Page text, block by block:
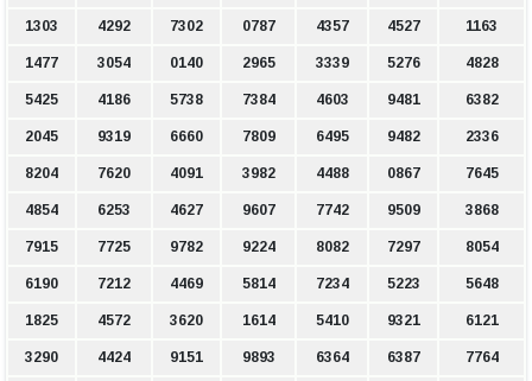
1303 4292 7302 0787 4357 4527 1163
1477 3054 0140 2965 3339 5276 4828
5425 4186 5738 7384 4603 9481 6382
2045 9319 6660 7809 6495 9482 2336
8204 7620 4091 3982 4488 0867 7645
4854 6253 4627 9607 7742 9509 3868
7915 7725 9782 9224 8082 7297 8054
6190 7212 4469 5814 7234 5223 5648
1825 4572 3620 1614 5410 9321 6121
3290 4424 9151 9893 6364 6387 7764